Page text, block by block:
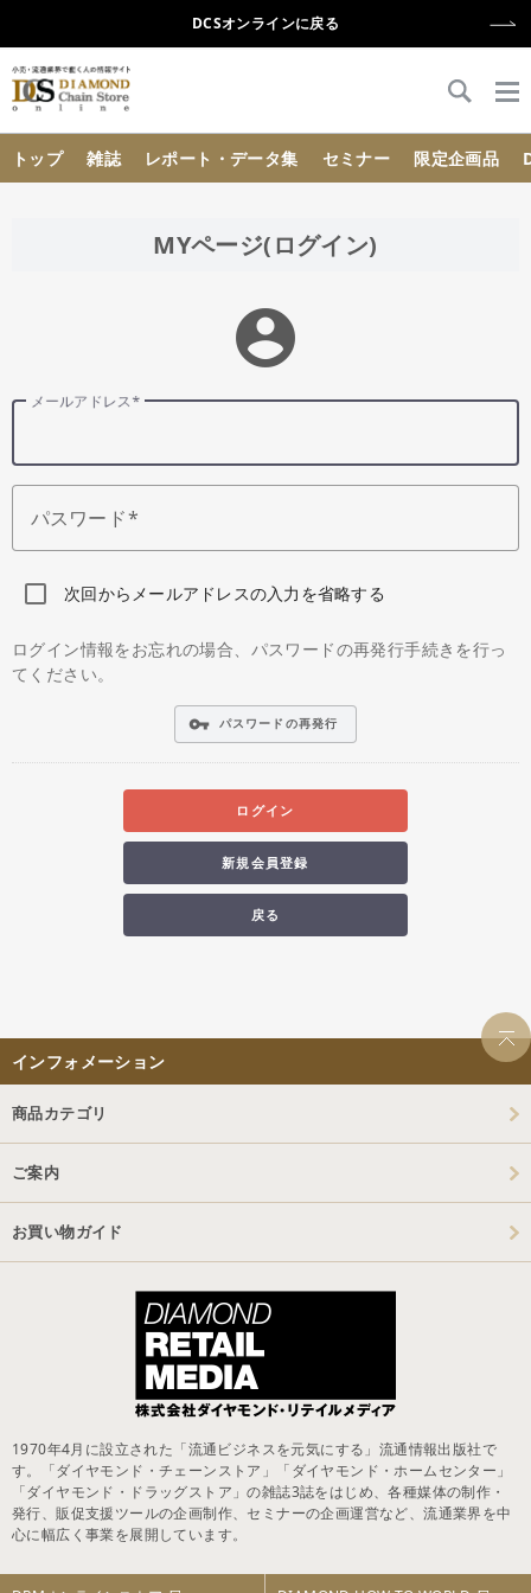
DCSオンラインに戻る
トップ 雑誌 レポート・データ集 セミナー 限定企画品
MYページ(ログイン)
account_circle
メールアドレス
パスワード
次回からメールアドレスの入力を省略する
ログイン情報をお忘れの場合、パスワードの再発行手続きを行っ
てください。
vpn_key パスワードの再発行
ログイン
新規会員登録
戻る
インフォメーション
商品カテゴリ
ご案内
お買い物ガイド
1970年4月に設立された「流通ビジネスを元気にする」流通情報出版社で
す。「ダイヤモンド・チェーンストア」「ダイヤモンド・ホームセンター」
「ダイヤモンド・ドラッグストア」の雑誌3誌をはじめ、各種媒体の制作・
発行、販促支援ツールの企画制作、セミナーの企画運営など、流通業界を中
心に幅広く事業を展開しています。